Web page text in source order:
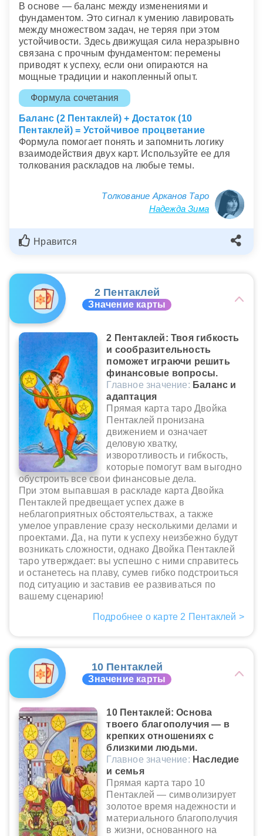
В основе — баланс между изменениями и
фундаментом. Это сигнал к умению лавировать
между множеством задач, не теряя при этом
устойчивости. Здесь движущая сила неразрывно
связана с прочным фундаментом: перемены
приводят к успеху, если они опираются на
мощные традиции и накопленный опыт.
Формула сочетания
Баланс (2 Пентаклей) + Достаток (10
Пентаклей) = Устойчивое процветание
Формула помогает понять и запомнить логику
взаимодействия двух карт. Используйте ее для
толкования раскладов на любые темы.
Толкование Арканов Таро
Надежда Зима
Нравится
2 Пентаклей
Значение карты
2 Пентаклей: Твоя гибкость
и сообразительность
поможет играючи решить
финансовые вопросы.
Главное значение: Баланс и
адаптация
Прямая карта таро Двойка
Пентаклей пронизана
движением и означает
деловую хватку,
изворотливость и гибкость,
которые помогут вам выгодно
обустроить все свои финансовые дела.
При этом выпавшая в раскладе карта Двойка
Пентаклей предвещает успех даже в
неблагоприятных обстоятельствах, а также
умелое управление сразу несколькими делами и
проектами. Да, на пути к успеху неизбежно будут
возникать сложности, однако Двойка Пентаклей
таро утверждает: вы успешно с ними справитесь
и останетесь на плаву, сумев гибко подстроиться
под ситуацию и заставив ее развиваться по
вашему сценарию!
Подробнее о карте 2 Пентаклей >
10 Пентаклей
Значение карты
10 Пентаклей: Основа
твоего благополучия — в
крепких отношениях с
близкими людьми.
Главное значение: Наследие
и семья
Прямая карта таро 10
Пентаклей — символизирует
золотое время надежности и
материального благополучия
в жизни, основанного на